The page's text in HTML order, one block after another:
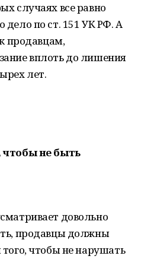
случаях все равно
дело по ст. 151 УК РФ. А
продавцам,
вплоть до лишения
лет.
чтобы не быть
довольно
продавцы должны
чтобы не нарушать